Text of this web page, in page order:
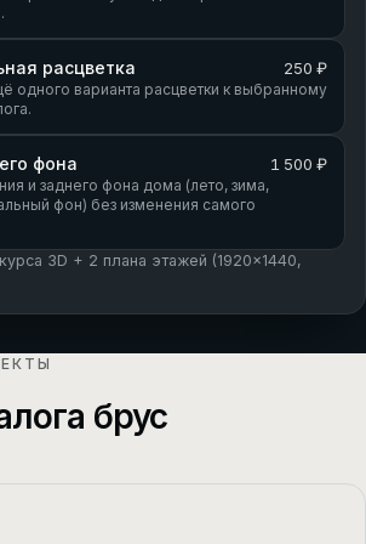
расцветка 250 ₽
одного варианта расцветки к выбранному
фона 1 500 ₽
и заднего фона дома (лето, зима,
фон) без изменения самого
3D + 2 плана этажей (1920×1440,
брус